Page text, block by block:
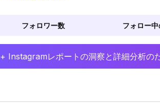
フォロワー数 フォロー
+ Instagramレポートの洞察と詳細分析の